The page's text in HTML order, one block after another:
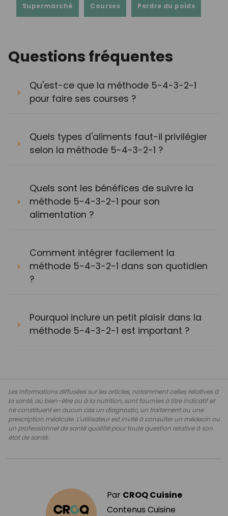
Supermarché Courses Perdre du poids
Questions fréquentes
Qu'est-ce que la méthode 5-4-3-2-1
pour faire ses courses ?
Quels types d'aliments faut-il privilégier
selon la méthode 5-4-3-2-1 ?
Quels sont les bénéfices de suivre la
méthode 5-4-3-2-1 pour son
alimentation ?
Comment intégrer facilement la
méthode 5-4-3-2-1 dans son quotidien
?
Pourquoi inclure un petit plaisir dans la
méthode 5-4-3-2-1 est important ?
Les informations diffusées sur les articles, notamment celles relatives à
la santé, au bien-être ou à la nutrition, sont fournies à titre indicatif et
ne constituent en aucun cas un diagnostic, un traitement ou une
prescription médicale. L'utilisateur est invité à consulter un médecin ou
un professionnel de santé qualifié pour toute question relative à son
état de santé.
Par CROQ Cuisine
Contenus Cuisine